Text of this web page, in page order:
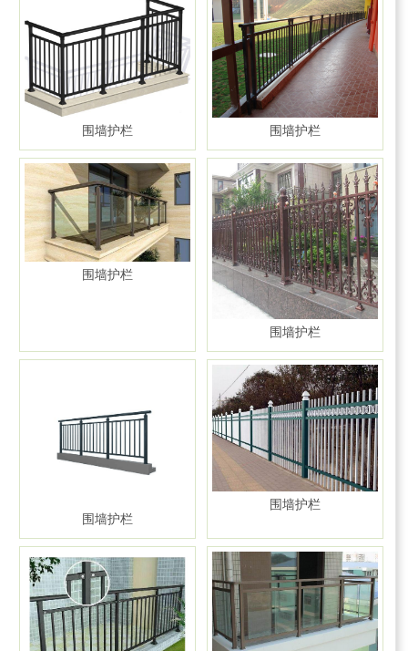
围墙护栏 围墙护栏
围墙护栏
围墙护栏
围墙护栏
围墙护栏